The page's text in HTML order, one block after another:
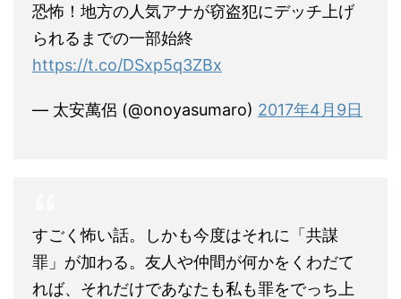
恐怖！地方の人気アナが窃盗犯にデッチ上げ
られるまでの一部始終
https://t.co/DSxp5q3ZBx
— 太安萬侶 (@onoyasumaro) 2017年4月9日
すごく怖い話。しかも今度はそれに「共謀
罪」が加わる。友人や仲間が何かをくわだて
れば、それだけであなたも私も罪をでっち上